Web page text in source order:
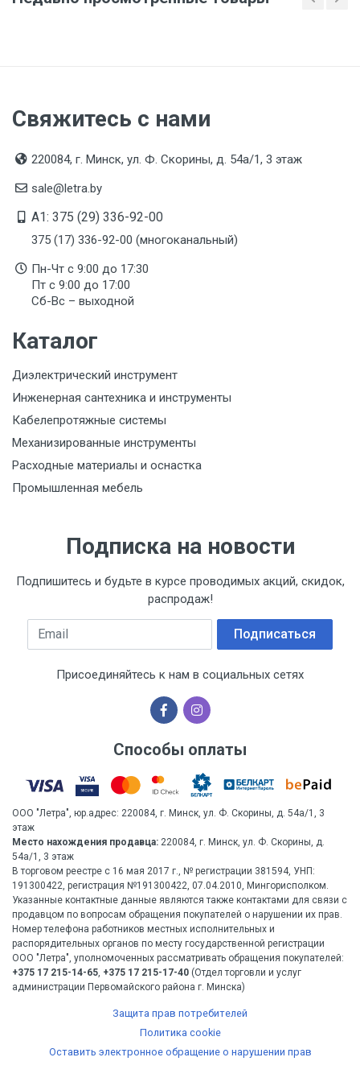
Свяжитесь с нами
220084, г. Минск, ул. Ф. Скорины, д. 54а/1, 3 этаж
sale@letra.by
A1: 375 (29) 336-92-00
375 (17) 336-92-00 (многоканальный)
Пн-Чт с 9:00 до 17:30
Пт с 9:00 до 17:00
Сб-Вс – выходной
Каталог
Диэлектрический инструмент
Инженерная сантехника и инструменты
Кабелепротяжные системы
Механизированные инструменты
Расходные материалы и оснастка
Промышленная мебель
Подписка на новости
Подпишитесь и будьте в курсе проводимых акций, скидок,
распродаж!
Email Подписаться
Присоединяйтесь к нам в социальных сетях
Способы оплаты
ООО "Летра", юр.адрес: 220084, г. Минск, ул. Ф. Скорины, д. 54а/1, 3
этаж
Место нахождения продавца: 220084, г. Минск, ул. Ф. Скорины, д.
54а/1, 3 этаж
В торговом реестре с 16 мая 2017 г., № регистрации 381594, УНП:
191300422, регистрация №191300422, 07.04.2010, Мингорисполком.
Указанные контактные данные являются также контактами для связи с
продавцом по вопросам обращения покупателей о нарушении их прав.
Номер телефона работников местных исполнительных и
распорядительных органов по месту государственной регистрации
ООО "Летра", уполномоченных рассматривать обращения покупателей:
+375 17 215-14-65, +375 17 215-17-40 (Отдел торговли и услуг
администрации Первомайского района г. Минска)
Защита прав потребителей
Политика cookie
Оставить электронное обращение о нарушении прав